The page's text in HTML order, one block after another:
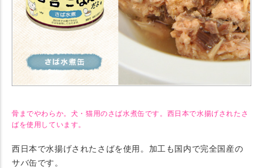
骨までやわらか。犬・猫用のさば水煮缶です。西日本で水揚げされたさ
ばを使用しています。
西日本で水揚げされたさばを使用。加工も国内で完全国産の
サバ缶です。